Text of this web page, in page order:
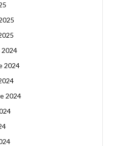
2024
2024
2024